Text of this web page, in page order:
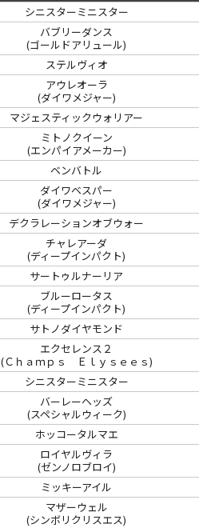
シニスターミニスター
バブリーダンス
(ゴールドアリュール)
ステルヴィオ
アウレオーラ
(ダイワメジャー)
マジェスティックウォリアー
ミトノクイーン
(エンパイアメーカー)
ベンバトル
ダイワベスパー
(ダイワメジャー)
デクラレーションオブウォー
チャレアーダ
(ディープインパクト)
サートゥルナーリア
ブルーロータス
(ディープインパクト)
サトノダイヤモンド
エクセレンス２
(Ｃｈａｍｐｓ Ｅｌｙｓｅｅｓ)
シニスターミニスター
バーレーヘッズ
(スペシャルウィーク)
ホッコータルマエ
ロイヤルヴィラ
(ゼンノロブロイ)
ミッキーアイル
マザーウェル
(シンボリクリスエス)